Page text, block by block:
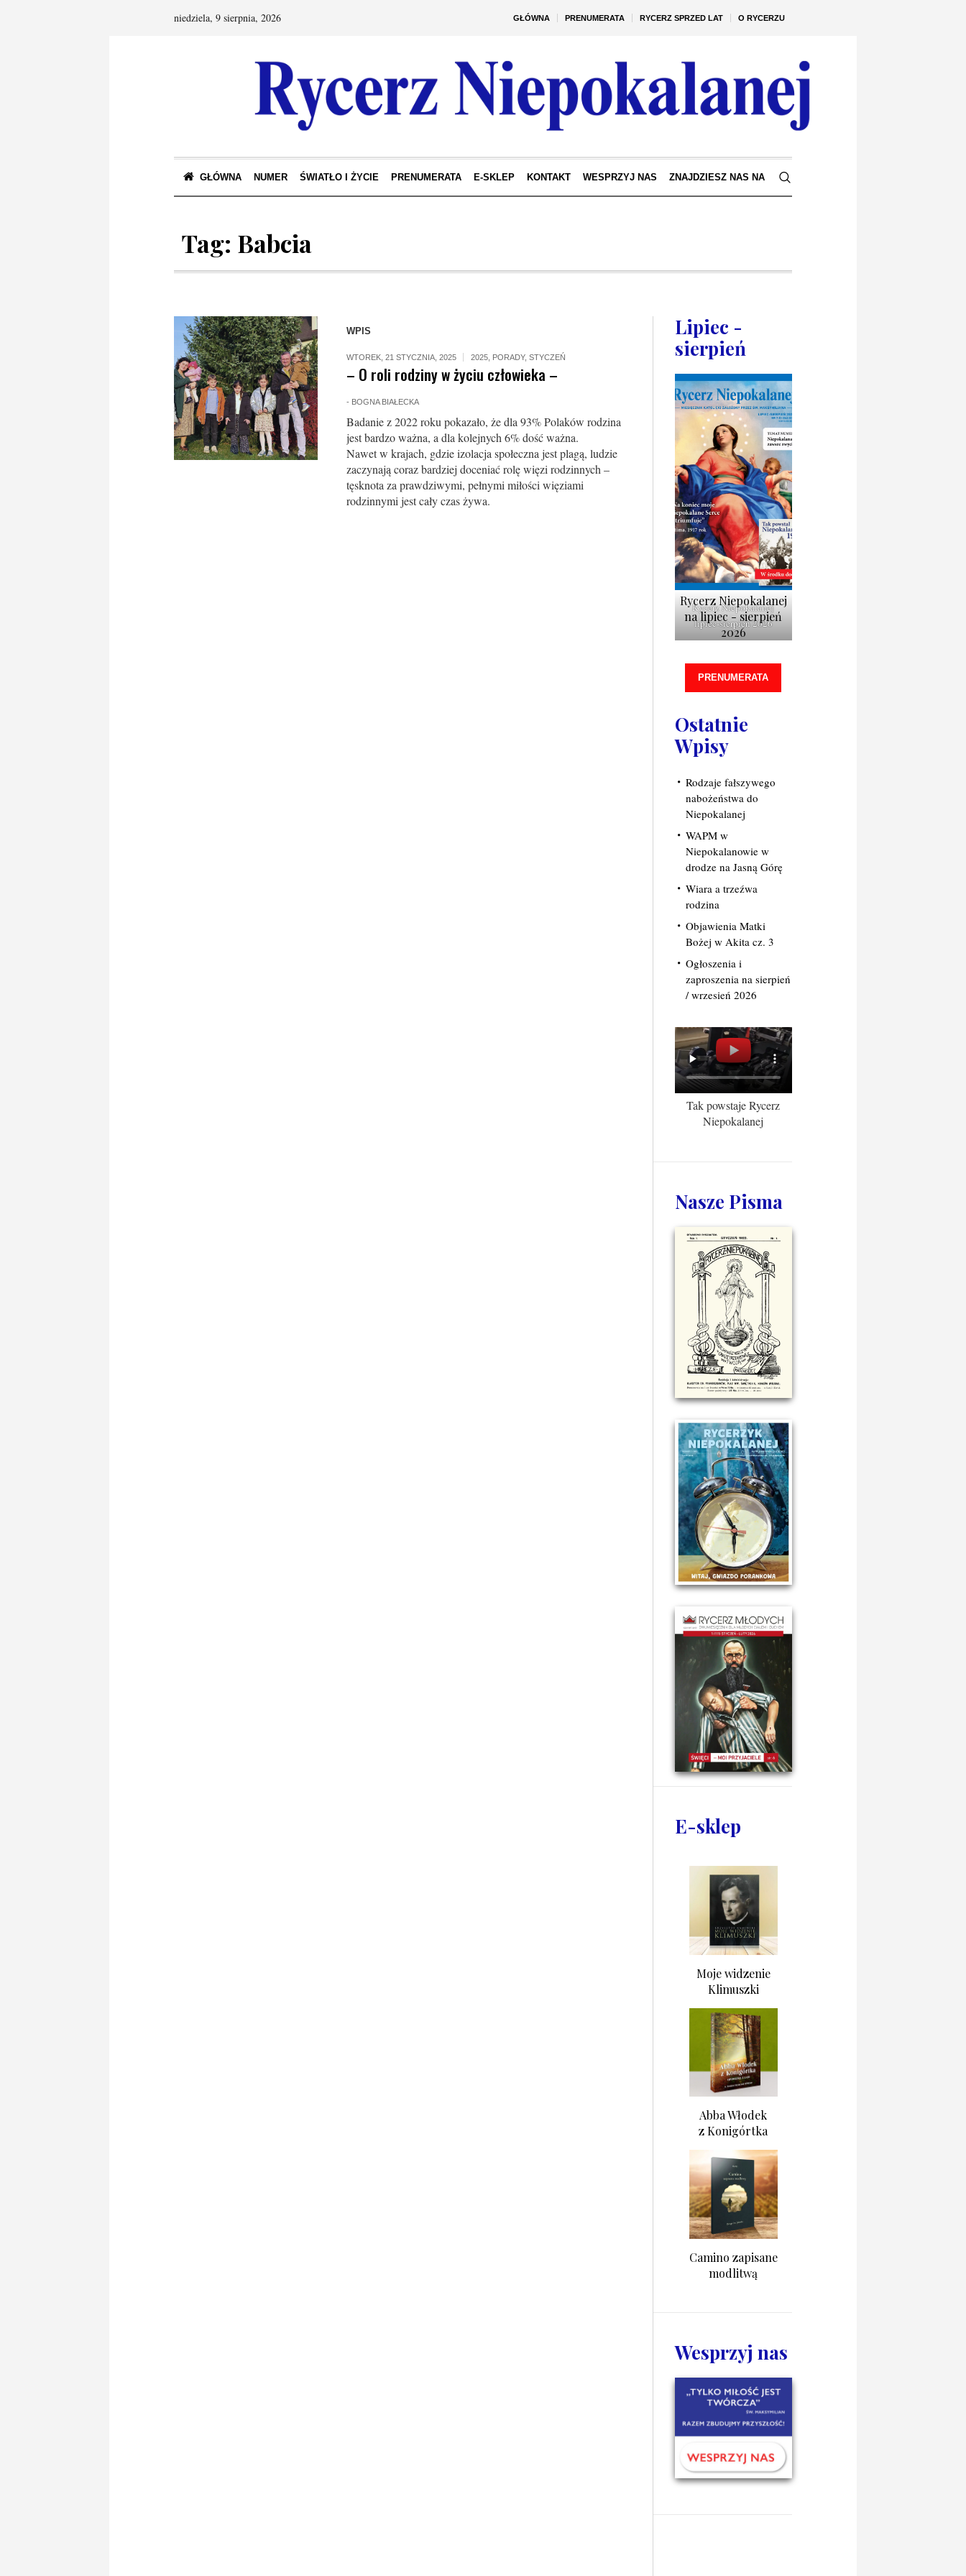
GŁÓWNA PRENUMERATA RYCERZ SPRZED LAT O RYCERZU
niedziela, 9 sierpnia, 2026
GŁÓWNA NUMER ŚWIATŁO I ŻYCIE PRENUMERATA E-SKLEP KONTAKT WESPRZYJ NAS ZNAJDZIESZ NAS NA
Tag: Babcia
WPIS
WTOREK, 21 STYCZNIA, 2025 2025, PORADY, STYCZEŃ
– O roli rodziny w życiu człowieka –
- BOGNA BIAŁECKA
Badanie z 2022 roku pokazało, że dla 93% Polaków rodzina
jest bardzo ważna, a dla kolejnych 6% dość ważna.
Nawet w krajach, gdzie izolacja społeczna jest plagą, ludzie
zaczynają coraz bardziej doceniać rolę więzi rodzinnych –
tęsknota za prawdziwymi, pełnymi miłości więziami
rodzinnymi jest cały czas żywa.
Lipiec -
sierpień
Rycerz Niepokalanej
lipiec-sierpień 2026
Rycerz Niepokalanej
na lipiec - sierpień
2026
PRENUMERATA
Ostatnie
Wpisy
Rodzaje fałszywego
nabożeństwa do
Niepokalanej
WAPM w
Niepokalanowie w
drodze na Jasną Górę
Wiara a trzeźwa
rodzina
Objawienia Matki
Bożej w Akita cz. 3
Ogłoszenia i
zaproszenia na sierpień
/ wrzesień 2026
Tak powstaje Rycerz
Niepokalanej
Nasze Pisma
E-sklep
Moje widzenie
Klimuszki
Abba Włodek
z Konigórtka
Camino zapisane
modlitwą
Wesprzyj nas